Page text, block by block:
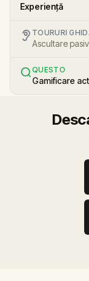
Experiență
TOURURI
Ascultare
QUESTO
Gamificare